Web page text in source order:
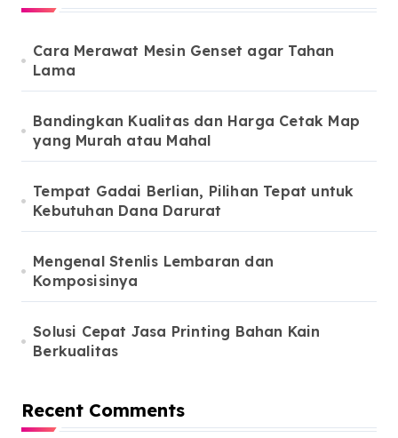
Cara Merawat Mesin Genset agar Tahan
Lama
Bandingkan Kualitas dan Harga Cetak Map
yang Murah atau Mahal
Tempat Gadai Berlian, Pilihan Tepat untuk
Kebutuhan Dana Darurat
Mengenal Stenlis Lembaran dan
Komposisinya
Solusi Cepat Jasa Printing Bahan Kain
Berkualitas
Recent Comments